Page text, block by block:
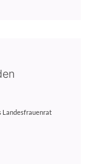
Landesfrauenrat